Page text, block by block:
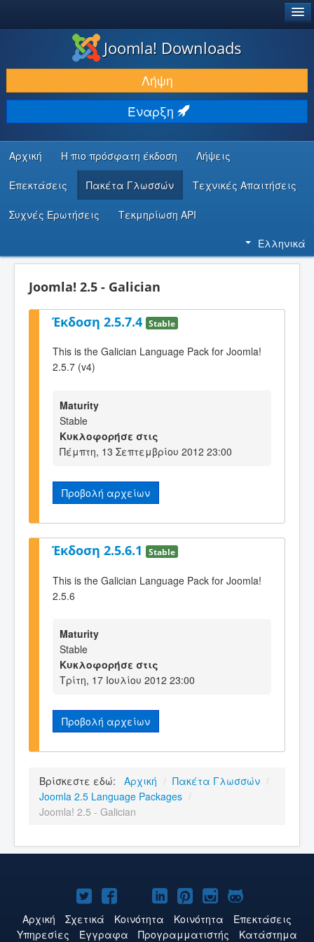
ΛΉΨΕΙΣ & ΕΠΕΚΤΆΣΕΙΣ
ΕΎΡΕΣΗ & ΜΆΘΗΣΗ
ΚΟΙΝΌΤΗΤΑ & ΥΠΟΣΤΉΡΙΞΗ
ΠΌΡΟΙ ΠΡΟΓΡΑΜΜΑΤΙΣΤΏΝ
Joomla! Downloads
Λήψη
Έναρξη
Αρχική Η πιο πρόσφατη έκδοση Λήψεις
Επεκτάσεις Πακέτα Γλωσσών Τεχνικές Απαιτήσεις
Συχνές Ερωτήσεις Τεκμηρίωση API
Ελληνικά
Joomla! 2.5 - Galician
Έκδοση 2.5.7.4 Stable
This is the Galician Language Pack for Joomla!
2.5.7 (v4)
Maturity
Stable
Κυκλοφορήσε στις
Πέμπτη, 13 Σεπτεμβρίου 2012 23:00
Προβολή αρχείων
Έκδοση 2.5.6.1 Stable
This is the Galician Language Pack for Joomla!
2.5.6
Maturity
Stable
Κυκλοφορήσε στις
Τρίτη, 17 Ιουλίου 2012 23:00
Προβολή αρχείων
Βρίσκεστε εδώ: Αρχική / Πακέτα Γλωσσών /
Joomla 2.5 Language Packages /
Joomla! 2.5 - Galician
Το
Joomla!
Το
Joomla!
Joomla!
Το
Joomla!
Το
Joomla!
Το
Joomla!
Το
Joomla!
Αρχική Σχετικά Κοινότητα Κοινότητα
Επεκτάσεις
Υπηρεσίες
Έγγραφα Προγραμματιστής Κατάστημα